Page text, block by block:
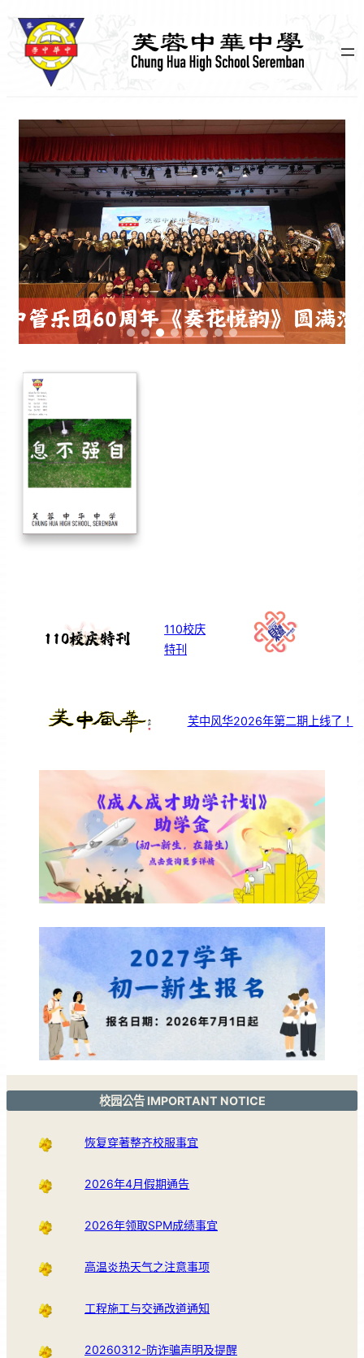
110校庆
特刊
芙中风华2026年第二期上线了！
校园公告 IMPORTANT NOTICE
恢复穿著整齐校服事宜
2026年4月假期通告
2026年领取SPM成绩事宜
高温炎热天气之注意事项
工程施工与交通改道通知
20260312-防诈骗声明及提醒